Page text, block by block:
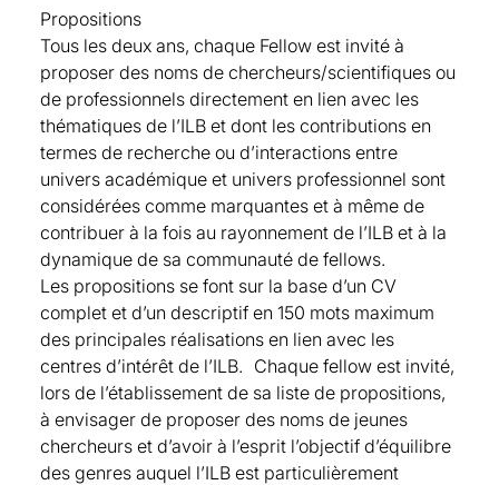
Montréal, UQAM, Fellow depuis 2021
Guillaume Chevillon, ESSEC Business School,
Fellow depuis 2023
Pierre-André Chiappori, Université Columbia,
Fellow depuis 2016
Delia Coculescu, University of Zurich, Fellow
depuis 2021
Anne Corcos, LERMI, Université de Picardie,
Fellow depuis 2024
Camille Cornand, CNRS, GATE UMR 5824 et
Université de Lyon,Fellow depuis 2022
Stéphane Crepey, Université Paris Cité, Fellow
depuis 2019
Anna Creti, Université Paris-Dauphine PSL,
Fellow depuis 2021
Patricia Crifo, Ecole polytechnique, Fellow
depuis 2020
Christa Cuchiero, Universität WIEN, Fellow
Christophe Michel, Crédit Agricole CIB, Fellow
depuis 2023
Anani A. Olympio, CNP Assurances, Fellow
depuis 2022
Nadia Oudjane, EDF R&D, Fellow depuis 2022
Sylvie Parey, EDF -, Fellow depuis 2022
Florence Picard, Haut conseil de l’Institut des
actuaires, HSBC Assurances, Conservatoire
National des Arts et Métiers, Fellow depuis
2022
Isabelle Praud-Lion, IPL-SAS, Fellow depuis
2024
Julie Raynaud, Institut Louis Bachelier, Fellow
depuis 2021
Pierre Reboul, Reboul and Co, Fellow depuis
2016
Antoine de Salins, I Care & Consult, Fellow
depuis 2019
Propositions
Tous les deux ans, chaque Fellow est invité à
proposer des noms de chercheurs/scientifiques ou
de professionnels directement en lien avec les
thématiques de l’ILB et dont les contributions en
termes de recherche ou d’interactions entre
univers académique et univers professionnel sont
considérées comme marquantes et à même de
contribuer à la fois au rayonnement de l’ILB et à la
dynamique de sa communauté de fellows.
Les propositions se font sur la base d’un CV
complet et d’un descriptif en 150 mots maximum
des principales réalisations en lien avec les
centres d’intérêt de l’ILB. Chaque fellow est invité,
lors de l’établissement de sa liste de propositions,
à envisager de proposer des noms de jeunes
chercheurs et d’avoir à l’esprit l’objectif d’équilibre
des genres auquel l’ILB est particulièrement